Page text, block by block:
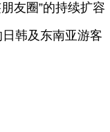
友圈”的持续扩容
韩及东南亚游客